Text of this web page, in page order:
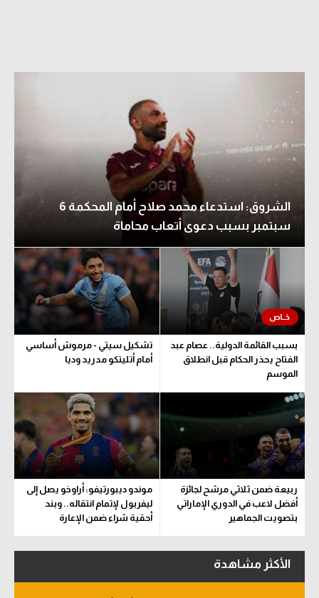
الشروق: استدعاء محمد صلاح أمام المحكمة 6
سبتمبر بسبب دعوى أتعاب محاماة
بسبب القائمة الدولية.. عصام عبد
الفتاح يحذر الحكام قبل انطلاق
الموسم
تشكيل سيتي - مرموش أساسي
أمام أتليتكو مدريد وديا
ربيعة ضمن ثلاثي مرشح لجائزة
أفضل لاعب في الدوري الإماراتي
بتصويت الجماهير
موندو ديبورتيفو: أراوخو يصل إلى
ليفربول لإتمام انتقاله.. وبند
أحقية شراء ضمن الإعارة
الأكثر مشاهدة